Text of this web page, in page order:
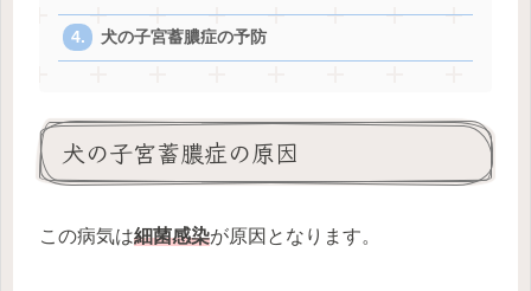
犬の子宮蓄膿症の予防
犬の子宮蓄膿症の原因
この病気は細菌感染が原因となります。